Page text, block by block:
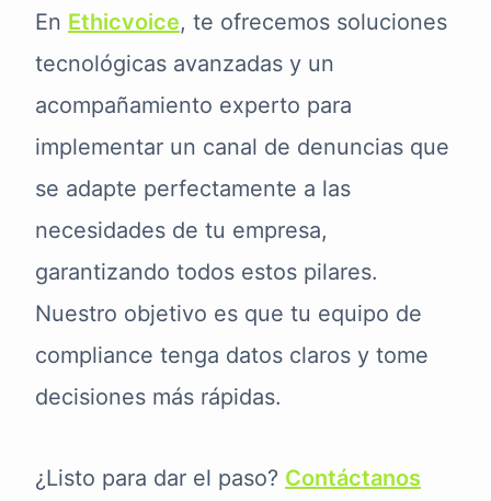
En Ethicvoice, te ofrecemos soluciones
tecnológicas avanzadas y un
acompañamiento experto para
implementar un canal de denuncias que
se adapte perfectamente a las
necesidades de tu empresa,
garantizando todos estos pilares.
Nuestro objetivo es que tu equipo de
compliance tenga datos claros y tome
decisiones más rápidas.
¿Listo para dar el paso? Contáctanos